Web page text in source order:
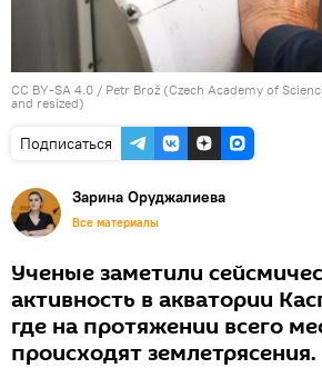
CC BY-SA 4.0 / Petr Brož (Czech Academy of
and resized)
Подписаться
Зарина Оруджалиева
Все материалы
Ученые заметили
активность в акватории
где на протяжении всего
происходят землетрясения.